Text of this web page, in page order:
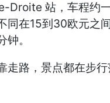
Droite 站，车程约
同在15到30欧元之
。
走路，景点都在步行